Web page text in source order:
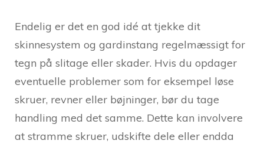
Endelig er det en god idé at tjekke dit
skinnesystem og gardinstang regelmæssigt for
tegn på slitage eller skader. Hvis du opdager
eventuelle problemer som for eksempel løse
skruer, revner eller bøjninger, bør du tage
handling med det samme. Dette kan involvere
at stramme skruer, udskifte dele eller endda